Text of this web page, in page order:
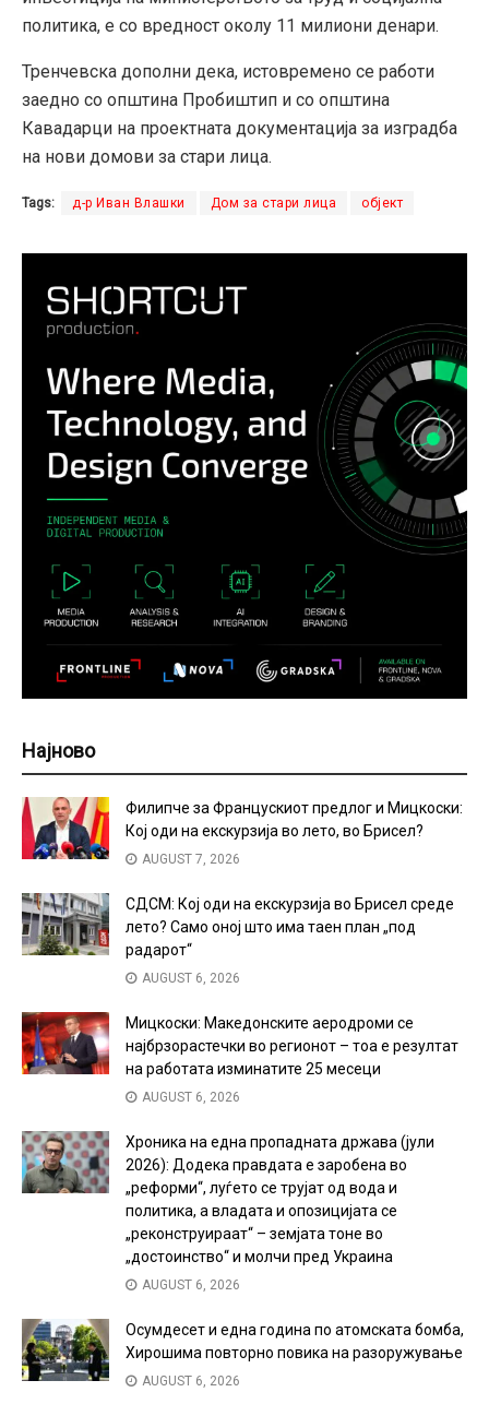
политика, е со вредност околу 11 милиони денари.
Тренчевска дополни дека, истовремено се работи
заедно со општина Пробиштип и со општина
Кавадарци на проектната документација за изградба
на нови домови за стари лица.
Tags: д-р Иван Влашки Дом за стари лица објект
Најново
Филипче за Францускиот предлог и Мицкоски:
Кој оди на екскурзија во лето, во Брисел?
AUGUST 7, 2026
СДСМ: Кој оди на екскурзија во Брисел среде
лето? Само оној што има таен план „под
радарот“
AUGUST 6, 2026
Мицкоски: Македонските аеродроми се
најбрзорастечки во регионот – тоа е резултат
на работата изминатите 25 месеци
AUGUST 6, 2026
Хроника на една пропадната држава (јули
2026): Додека правдата е заробена во
„реформи“, луѓето се трујат од вода и
политика, а владата и опозицијата се
„реконструираат“ – земјата тоне во
„достоинство“ и молчи пред Украина
AUGUST 6, 2026
Осумдесет и една година по атомската бомба,
Хирошима повторно повика на разоружување
AUGUST 6, 2026